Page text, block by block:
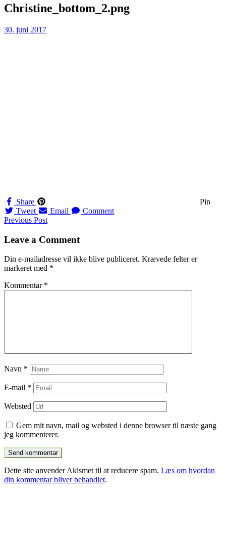
Skip
to
Christine_bottom_2.png
30. juni 2017
Share
Pin
Tweet
Email Comment
Navigation
til
Previous Post
Leave a Comment
Din e-mailadresse vil ikke blive publiceret. Krævede felter er
markeret med *
Kommentar *
Navn *
E-mail *
Websted
Gem mit navn, mail og websted i denne browser til næste gang
jeg kommenterer.
Dette site anvender Akismet til at reducere spam. Læs om hvordan
din kommentar bliver behandlet.